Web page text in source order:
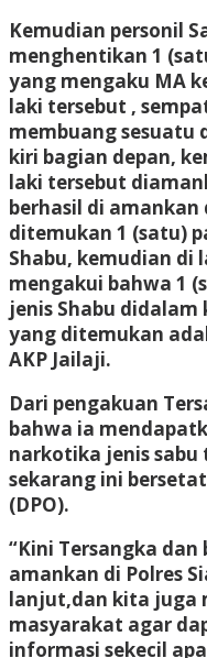
Kemudian personil
menghentikan 1
yang mengaku MA
laki tersebut ,
membuang sesuatu
kiri bagian depan,
laki tersebut
berhasil di
ditemukan 1 (satu)
Shabu, kemudian di
mengakui bahwa 1
jenis Shabu
yang ditemukan
AKP Jailaji.
Dari pengakuan
bahwa ia
narkotika jenis sabu
sekarang ini
(DPO).
“Kini Tersangka
amankan di Polres
lanjut,dan kita juga
masyarakat agar
informasi sekecil